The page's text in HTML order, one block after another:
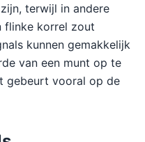
terwijl in andere
flinke korrel zout
kunnen gemakkelijk
van een munt op te
gebeurt vooral op de